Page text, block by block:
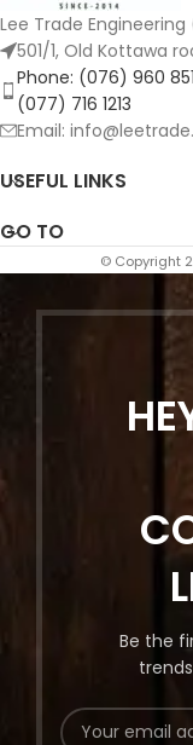
Lee Trade Engineering
501/1, Old Kottawa
Phone: (076) 960
(077) 716 1213
Email:
USEFUL LINKS
GO TO
© Copyright
Be the